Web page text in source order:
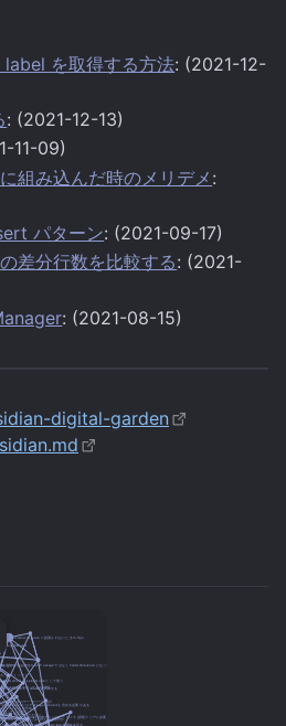
を取得する方法: (2021-12-
: (2021-12-13)
11-09)
組み込んだ時のメリデメ :
パターン: (2021-09-17)
差分行数を比較する: (2021-
: (2021-08-15)
digital-garden